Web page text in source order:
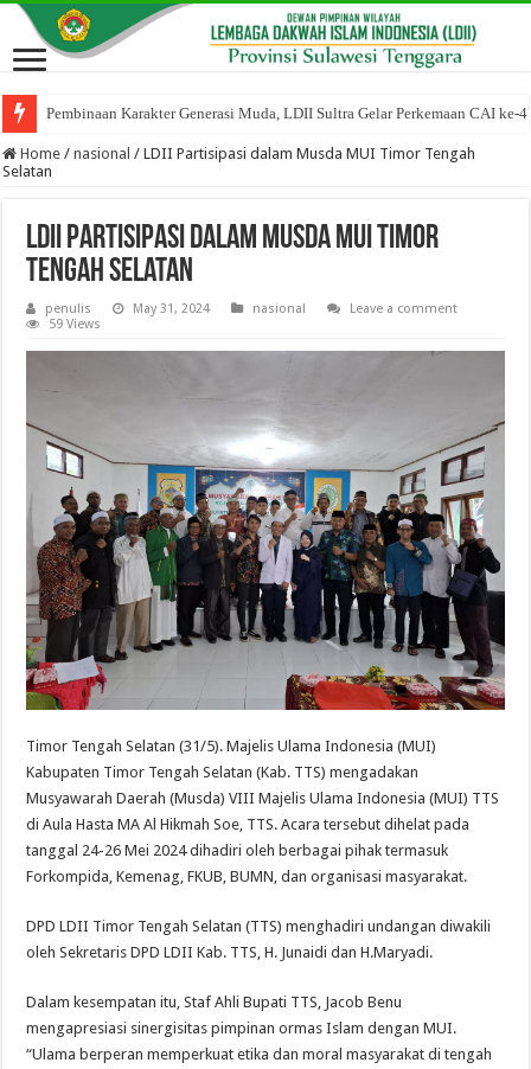
Pembinaan Karakter Generasi Muda, LDII Sultra Gelar Perkemaan CAI ke-
Home / nasional / LDII Partisipasi dalam Musda MUI Timor Tengah
Selatan
LDII Partisipasi dalam Musda MUI Timor
Tengah Selatan
penulis May 31, 2024 nasional
Leave a comment
59 Views
Timor Tengah Selatan (31/5). Majelis Ulama Indonesia (MUI)
Kabupaten Timor Tengah Selatan (Kab. TTS) mengadakan
Musyawarah Daerah (Musda) VIII Majelis Ulama Indonesia (MUI) TTS
di Aula Hasta MA Al Hikmah Soe, TTS. Acara tersebut dihelat pada
tanggal 24-26 Mei 2024 dihadiri oleh berbagai pihak termasuk
Forkompida, Kemenag, FKUB, BUMN, dan organisasi masyarakat.
DPD LDII Timor Tengah Selatan (TTS) menghadiri undangan diwakili
oleh Sekretaris DPD LDII Kab. TTS, H. Junaidi dan H.Maryadi.
Dalam kesempatan itu, Staf Ahli Bupati TTS, Jacob Benu
mengapresiasi sinergisitas pimpinan ormas Islam dengan MUI.
“Ulama berperan memperkuat etika dan moral masyarakat di tengah